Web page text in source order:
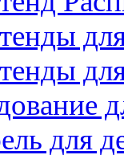
для